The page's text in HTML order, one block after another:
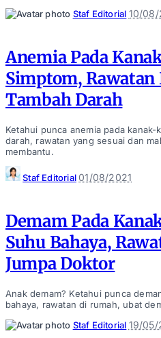
Posted
Staf Editorial 10/08/
Anemia Pada
Simptom, Rawatan
Tambah Darah
Ketahui punca anemia pada
darah, rawatan yang sesuai dan
membantu.
Posted
by
Staf Editorial 01/08/2021
Demam Pada
Suhu Bahaya,
Jumpa Doktor
Anak demam? Ketahui punca
bahaya, rawatan di rumah, ubat
Posted
Staf Editorial 19/05/